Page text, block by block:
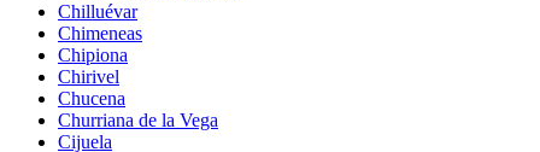
Chilluévar
Chimeneas
Chipiona
Chirivel
Chucena
Churriana de la Vega
Cijuela